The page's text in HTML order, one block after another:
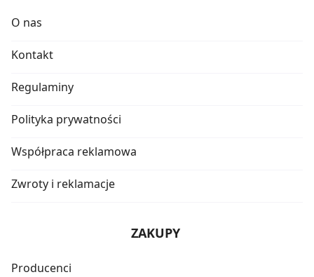
O nas
Kontakt
Regulaminy
Polityka prywatności
Współpraca reklamowa
Zwroty i reklamacje
ZAKUPY
Producenci